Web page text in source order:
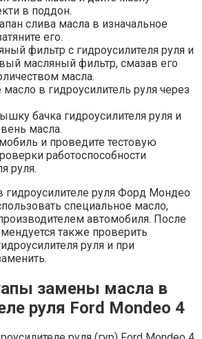
в поддон.
слива масла в изначальное
его.
фильтр с гидроусилителя руля и
масляный фильтр, смазав его
масла.
в гидроусилитель руля через
бачка гидроусилителя руля и
масла.
и проведите тестовую
работоспособности
руля.
гидроусилителе руля Форд Мондео
специальное масло,
автомобиля. После
также проверить
руля и при
замены масла в
руля Ford Mondeo 4